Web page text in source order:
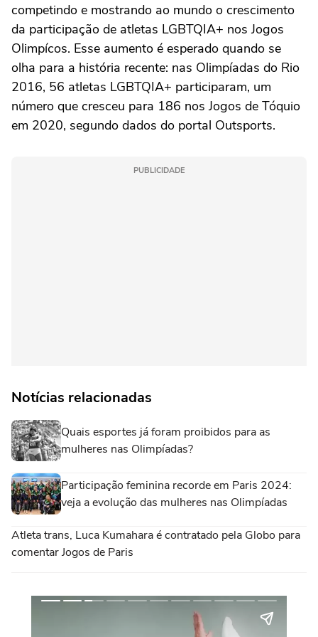
competindo e mostrando ao mundo o crescimento
da participação de atletas LGBTQIA+ nos Jogos
Olimpícos. Esse aumento é esperado quando se
olha para a história recente: nas Olimpíadas do Rio
2016, 56 atletas LGBTQIA+ participaram, um
número que cresceu para 186 nos Jogos de Tóquio
em 2020, segundo dados do portal Outsports.
PUBLICIDADE
Notícias relacionadas
Quais esportes já foram proibidos para as
mulheres nas Olimpíadas?
Participação feminina recorde em Paris 2024:
veja a evolução das mulheres nas Olimpíadas
Atleta trans, Luca Kumahara é contratado pela Globo para
comentar Jogos de Paris